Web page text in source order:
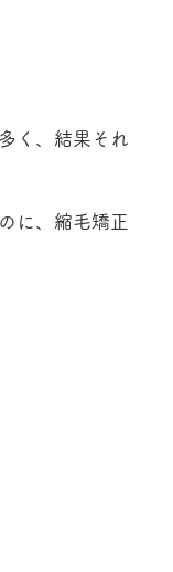
く、結果それ
に、縮毛矯正